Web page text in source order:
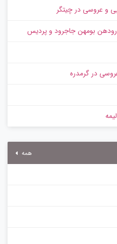
و عروسی در چیتگر
رودهن بومهن جاجرود و پردیس
در گرمدره
همه